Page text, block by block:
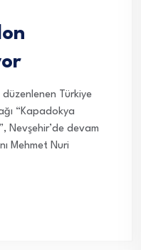
düzenlenen Türkiye
“Kapadokya
Nevşehir’de devam
Mehmet Nuri